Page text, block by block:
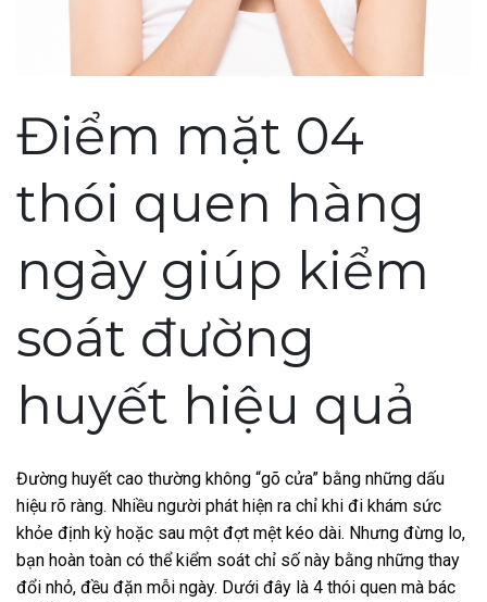
Điểm mặt 04
thói quen hàng
ngày giúp kiểm
soát đường
huyết hiệu quả
Đường huyết cao thường không “gõ cửa” bằng những dấu
hiệu rõ ràng. Nhiều người phát hiện ra chỉ khi đi khám sức
khỏe định kỳ hoặc sau một đợt mệt kéo dài. Nhưng đừng lo,
bạn hoàn toàn có thể kiểm soát chỉ số này bằng những thay
đổi nhỏ, đều đặn mỗi ngày. Dưới đây là 4 thói quen mà bác